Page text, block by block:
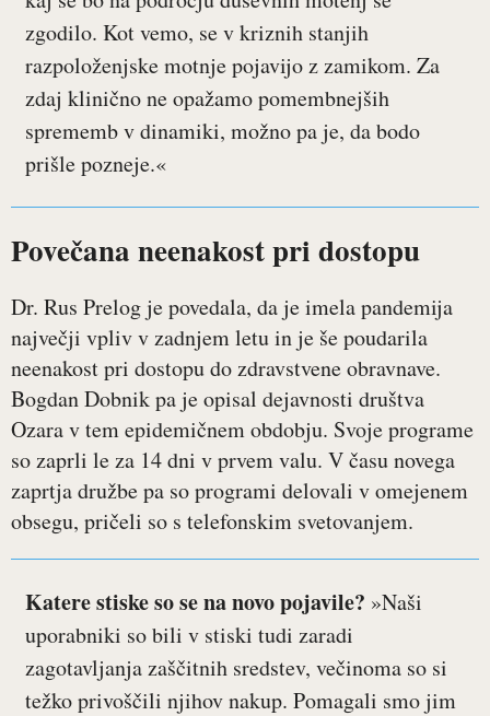
zgodilo. Kot vemo, se v kriznih stanjih
razpoloženjske motnje pojavijo z zamikom. Za
zdaj klinično ne opažamo pomembnejših
sprememb v dinamiki, možno pa je, da bodo
prišle pozneje.«
Povečana neenakost pri dostopu
Dr. Rus Prelog je povedala, da je imela pandemija
največji vpliv v zadnjem letu in je še poudarila
neenakost pri dostopu do zdravstvene obravnave.
Bogdan Dobnik pa je opisal dejavnosti društva
Ozara v tem epidemičnem obdobju. Svoje programe
so zaprli le za 14 dni v prvem valu. V času novega
zaprtja družbe pa so programi delovali v omejenem
obsegu, pričeli so s telefonskim svetovanjem.
Katere stiske so se na novo pojavile? »Naši
uporabniki so bili v stiski tudi zaradi
zagotavljanja zaščitnih sredstev, večinoma so si
težko privoščili njihov nakup. Pomagali smo jim